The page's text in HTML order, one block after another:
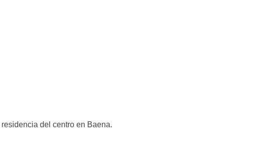
del centro en Baena.